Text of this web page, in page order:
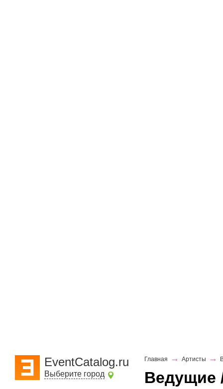
EventCatalog.ru
Выберите город
Главная → Артисты →
Ведущие